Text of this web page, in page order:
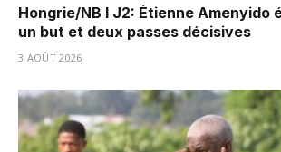
Hongrie/NB I J2: Étienne Amenyido
un but et deux passes décisives
3 AOÛT 2026